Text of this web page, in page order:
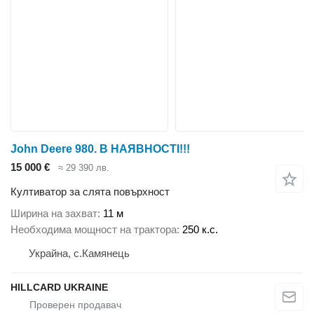
John Deere 980. В НАЯВНОСТІ!!!
15 000 €
≈ 29 390 лв.
Култиватор за слята повърхност
Ширина на захват 11 м
Необходима мощност на трактора 250 к.с.
Украйна, с.Камянець
HILLCARD UKRAINE